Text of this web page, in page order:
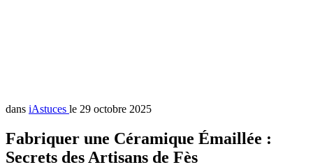
dans iAstuces le 29 octobre 2025
Fabriquer une Céramique Émaillée :
Secrets des Artisans de Fès